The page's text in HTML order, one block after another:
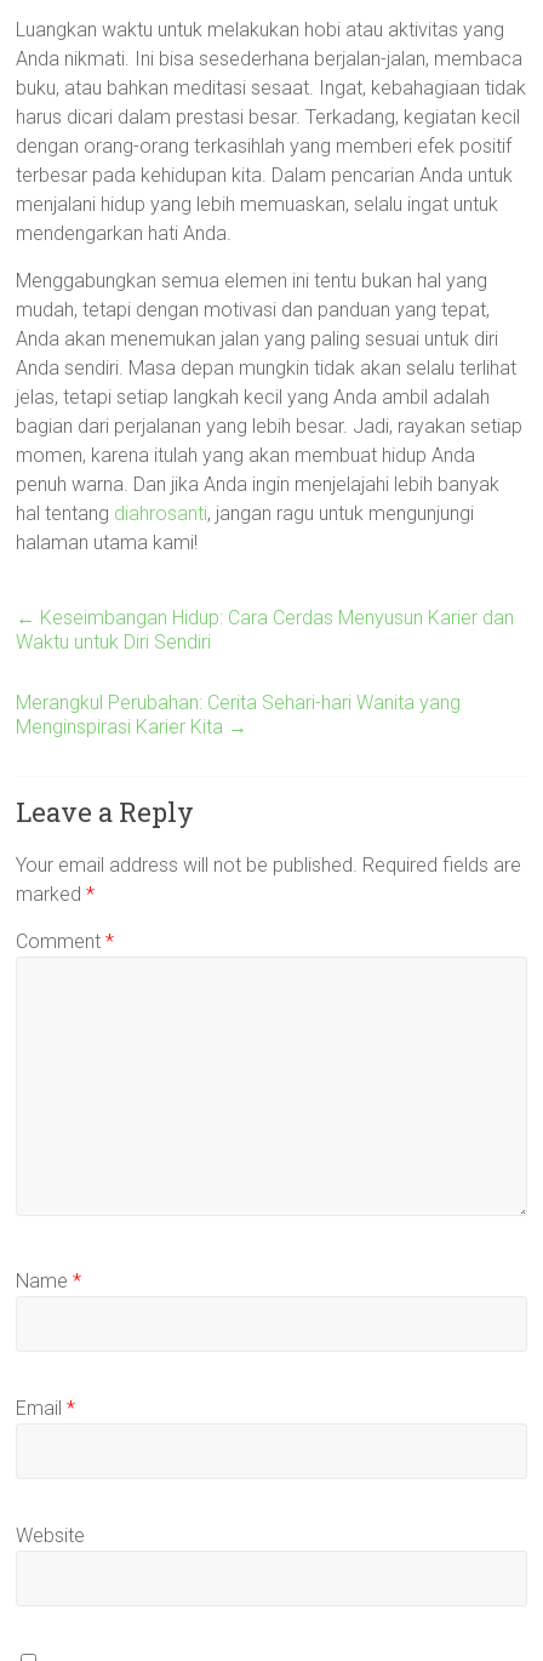
Luangkan waktu untuk melakukan hobi atau aktivitas yang
Anda nikmati. Ini bisa sesederhana berjalan-jalan, membaca
buku, atau bahkan meditasi sesaat. Ingat, kebahagiaan tidak
harus dicari dalam prestasi besar. Terkadang, kegiatan kecil
dengan orang-orang terkasihlah yang memberi efek positif
terbesar pada kehidupan kita. Dalam pencarian Anda untuk
menjalani hidup yang lebih memuaskan, selalu ingat untuk
mendengarkan hati Anda.
Menggabungkan semua elemen ini tentu bukan hal yang
mudah, tetapi dengan motivasi dan panduan yang tepat,
Anda akan menemukan jalan yang paling sesuai untuk diri
Anda sendiri. Masa depan mungkin tidak akan selalu terlihat
jelas, tetapi setiap langkah kecil yang Anda ambil adalah
bagian dari perjalanan yang lebih besar. Jadi, rayakan setiap
momen, karena itulah yang akan membuat hidup Anda
penuh warna. Dan jika Anda ingin menjelajahi lebih banyak
hal tentang diahrosanti, jangan ragu untuk mengunjungi
halaman utama kami!
← Keseimbangan Hidup: Cara Cerdas Menyusun Karier dan
Waktu untuk Diri Sendiri
Merangkul Perubahan: Cerita Sehari-hari Wanita yang
Menginspirasi Karier Kita →
Leave a Reply
Your email address will not be published. Required fields are
marked*
Comment*
Name*
Email*
Website